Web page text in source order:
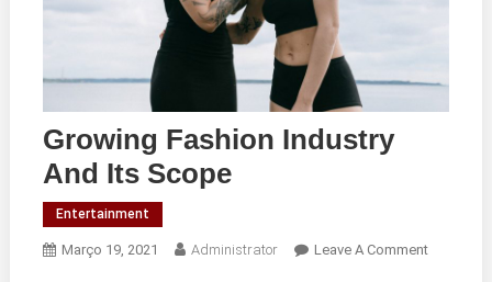
Growing Fashion Industry
And Its Scope
Entertainment
Março 19, 2021 Administrator Leave A CommentOn